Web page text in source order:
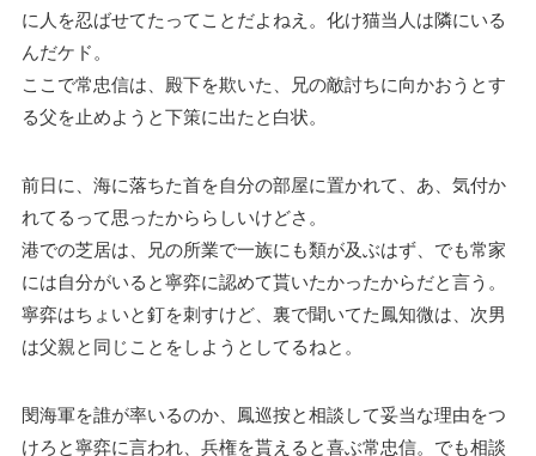
に人を忍ばせてたってことだよねえ。化け猫当人は隣にいる
んだケド。
ここで常忠信は、殿下を欺いた、兄の敵討ちに向かおうとす
る父を止めようと下策に出たと白状。
前日に、海に落ちた首を自分の部屋に置かれて、あ、気付か
れてるって思ったかららしいけどさ。
港での芝居は、兄の所業で一族にも類が及ぶはず、でも常家
には自分がいると寧弈に認めて貰いたかったからだと言う。
寧弈はちょいと釘を刺すけど、裏で聞いてた鳳知微は、次男
は父親と同じことをしようとしてるねと。
閔海軍を誰が率いるのか、鳳巡按と相談して妥当な理由をつ
けろと寧弈に言われ、兵権を貰えると喜ぶ常忠信。でも相談